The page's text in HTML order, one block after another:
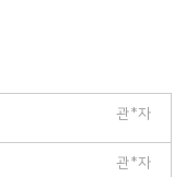
관*자
관*자